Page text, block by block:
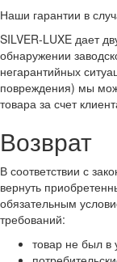
Наши гарантии в
SILVER-LUXE дает
обнаружении
негарантийных
повреждения) мы
товара за счет
Возврат
В соответствии с
вернуть
обязательным
требований:
товар не был в